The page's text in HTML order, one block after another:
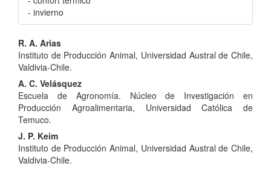
- invierno
Contenido
principal
del
artículo
R. A. Arias
Instituto de Producción Animal, Universidad Austral de Chile,
Valdivia-Chile.
A. C. Velásquez
Escuela de Agronomía. Núcleo de Investigación en
Producción Agroalimentaria, Universidad Católica de
Temuco.
J. P. Keim
Instituto de Producción Animal, Universidad Austral de Chile,
Valdivia-Chile.